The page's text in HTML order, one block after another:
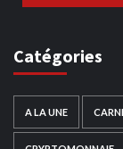
Catégories
A LA UNE